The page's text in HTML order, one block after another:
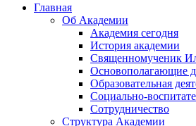
Главная
Об Академии
Академия сегодня
История академии
Священномученик
Основополагающие
Образовательная
Социально-
Сотрудничество
Структура Академии